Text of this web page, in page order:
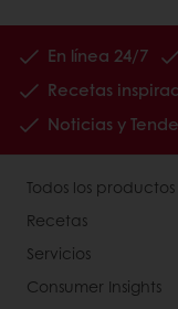
En línea 24/7
Recetas
Noticias y
Todos los productos
Recetas
Servicios
Consumer Insights